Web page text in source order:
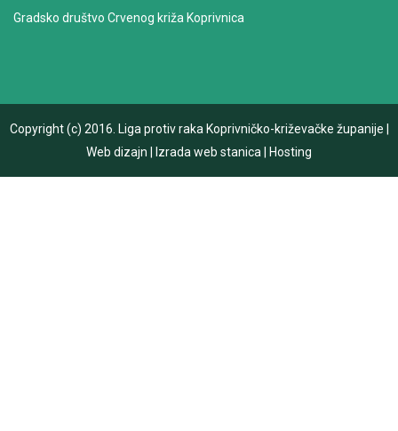
Gradsko društvo Crvenog križa Koprivnica
Copyright (c) 2016. Liga protiv raka Koprivničko-križevačke županije
Web dizajn
Izrada web stanica Hosting